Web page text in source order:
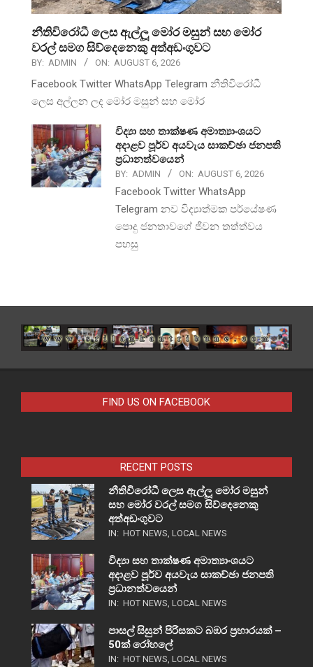
නීතිවිරෝධී ලෙස ඇල්ලූ මෝර මසුන් සහ මෝර
වරල් සමග සිව්දෙනෙකු අත්අඩංගුවට
BY: ADMIN ON: AUGUST 6, 2026
Facebook Twitter WhatsApp Telegram නීතිවිරෝධී
ලෙස අල්ලන ලද මෝර මසුන් සහ මෝර
විද්‍යා සහ තාක්ෂණ අමාත්‍යාංශයට
අදාළව පූර්ව අයවැය සාකච්ඡා ජනපති
ප්‍රධානත්වයෙන්
BY: ADMIN ON: AUGUST 6, 2026
Facebook Twitter WhatsApp
Telegram නව විද්‍යාත්මක පර්යේෂණ
පොදු ජනතාවගේ ජීවන තත්ත්වය
පහසු
FIND US ON FACEBOOK
RECENT POSTS
නීතිවිරෝධී ලෙස ඇල්ලූ මෝර මසුන්
සහ මෝර වරල් සමග සිව්දෙනෙකු
අත්අඩංගුවට
IN: HOT NEWS, LOCAL NEWS
විද්‍යා සහ තාක්ෂණ අමාත්‍යාංශයට
අදාළව පූර්ව අයවැය සාකච්ඡා ජනපති
ප්‍රධානත්වයෙන්
IN: HOT NEWS, LOCAL NEWS
පාසල් සිසුන් පිරිසකට බඹර ප්‍රහාරයක් –
50ක් රෝහලේ
IN: HOT NEWS, LOCAL NEWS